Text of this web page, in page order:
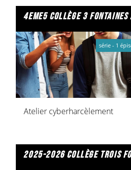
4eme5 collège 3 fontaines à
Atelier cyberharcèlement
série - 1
2025-2026 collège trois fontaines